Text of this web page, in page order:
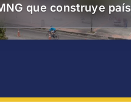
que construye país